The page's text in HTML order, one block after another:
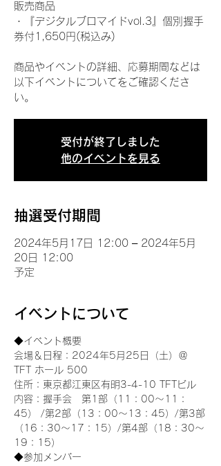
販売商品
・『デジタルブロマイドvol.3』個別握手
券付1,650円(税込み)
商品やイベントの詳細、応募期間などは
以下イベントについてをご確認くださ
い。
受付が終了しました
他のイベントを見る
抽選受付期間
2024年5月17日 12:00 – 2024年5月
20日 12:00
予定
イベントについて
◆イベント概要
会場＆日程：2024年5月25日（土）＠
TFT ホール 500
住所：東京都江東区有明3-4-10 TFTビル
内容：握手会　第1部（11：00～11：
45） /第2部（13：00～13：45）/第3部
（16：30～17：15）/第4部（18：30～
19：15）
◆参加メンバー